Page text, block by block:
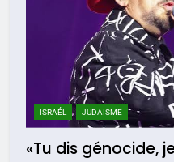
ISRAÉL JUDAISME
«Tu dis génocide,